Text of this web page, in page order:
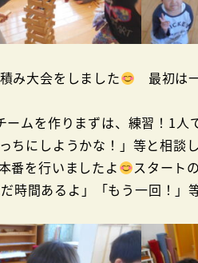
み大会をしました 最初は
ームを作りまずは、練習！1
ちにしようかな！」等と相談
番を行いましたよ
スタート
時間あるよ」「もう一回！